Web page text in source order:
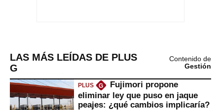
LAS MÁS LEÍDAS DE PLUS
G
Contenido de
Gestión
PLUS G
Fujimori propone
eliminar ley que puso en jaque
peajes: ¿qué cambios implicaría?